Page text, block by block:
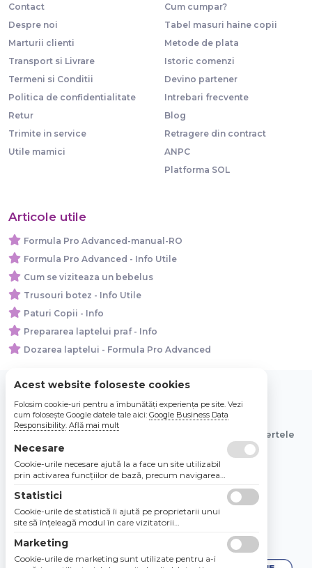
Contact
Despre noi
Marturii clienti
Transport si Livrare
Termeni si Conditii
Politica de confidentialitate
Retur
Trimite in service
Utile mamici
Cum cumpar?
Tabel masuri haine copii
Metode de plata
Istoric comenzi
Devino partener
Intrebari frecvente
Blog
Retragere din contract
ANPC
Platforma SOL
Articole utile
Formula Pro Advanced-manual-RO
Formula Pro Advanced - Info Utile
Cum se viziteaza un bebelus
Trusouri botez - Info Utile
Paturi Copii - Info
Prepararea laptelui praf - Info
Dozarea laptelui - Formula Pro Advanced
© 2026 Bebe Nou Online Store SRL
Toate preturile sunt exprimate in lei si includ tva. Ofertele
sunt valabile in limita stocului disponibil.
Acest website foloseste cookies
Folosim cookie-uri pentru a îmbunătăți experiența pe site. Vezi
cum folosește Google datele tale aici: Google Business Data
Responsibility. Află mai mult
Necesare
Cookie-urile necesare ajută la a face un site utilizabil
prin activarea funcţiilor de bază, precum navigarea
Site-ul nu poate funcţiona corespunzător fără aceste
cookie-uri.
Statistici
Cookie-urile de statistică îi ajută pe proprietarii unui
site să înţeleagă modul în care vizitatorii
raportarea informaţiilor în mod anonim.
Marketing
Cookie-urile de marketing sunt utilizate pentru a-i